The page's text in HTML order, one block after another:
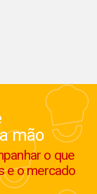
mão
o que
e o mercado